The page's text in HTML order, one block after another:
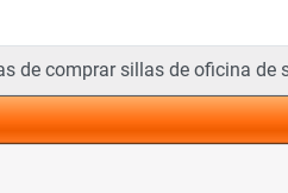
de comprar sillas de oficina de